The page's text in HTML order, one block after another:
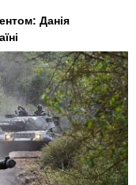
Данія